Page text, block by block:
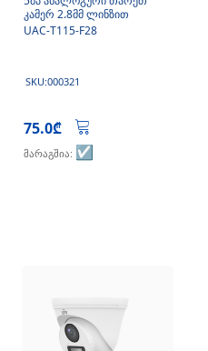
კამერ 2.8მმ ლინზით
UAC-T115-F28
SKU:000321
75.0₾
მარაგშია: ☑️